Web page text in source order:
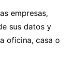
empresas,
sus datos y
oficina, casa o